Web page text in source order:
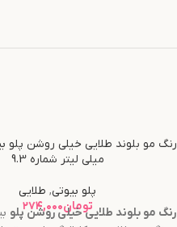
میلی لیتر شماره 9.3
پلو بیوتی, طلایی
تومان۲۷۴,۰۰۰ رنگ موبلوند طلایی خیلی روشنپلو